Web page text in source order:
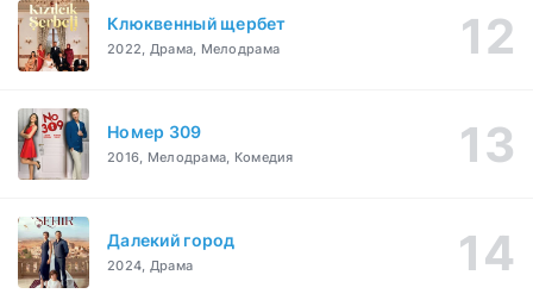
Клюквенный щербет
2022, Драма, Мелодрама
Номер 309
2016, Мелодрама, Комедия
Далекий город
2024, Драма